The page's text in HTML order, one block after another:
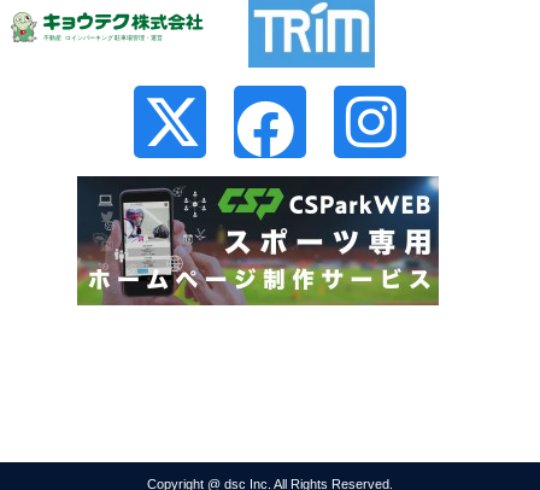
Copyright @ dsc Inc. All Rights Reserved.